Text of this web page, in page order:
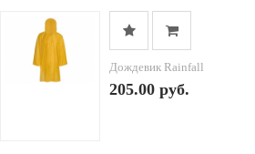
Дождевик Rainfall
205.00 руб.